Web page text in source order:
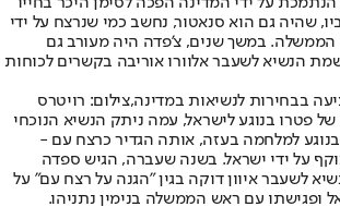
שהיה גם הוא סנאטור, נחשב כמי שנרצח על ידי
הממשלה. במשך שנים, צ'פדה היה מעורב גם
הנשיא לשעבר אלוורו אוריבה בקשרים לכוחות
בבחירות לנשיאות במדינה,צילום: רויטרס
פטרו בנוגע לישראל, עמה ניתק הנשיא הנוכחי
את קשריו בשנת 2024 בנוגע למלחמה בעזה, אותה הגדיר כרצח עם -
על ידי ישראל. בשנה שעברה, הגיש ספדה
לשעבר איוון דוקה בגין "הגנה על רצח עם" על
ופגישתו עם ראש הממשלה בנימין נתניהו.